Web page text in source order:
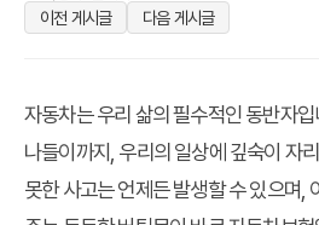
이전 게시글
다음 게시글
자동차는 우리 삶의 필수적인 동반자
나들이까지, 우리의 일상에 깊숙이 자
못한 사고는 언제든 발생할 수 있으며,